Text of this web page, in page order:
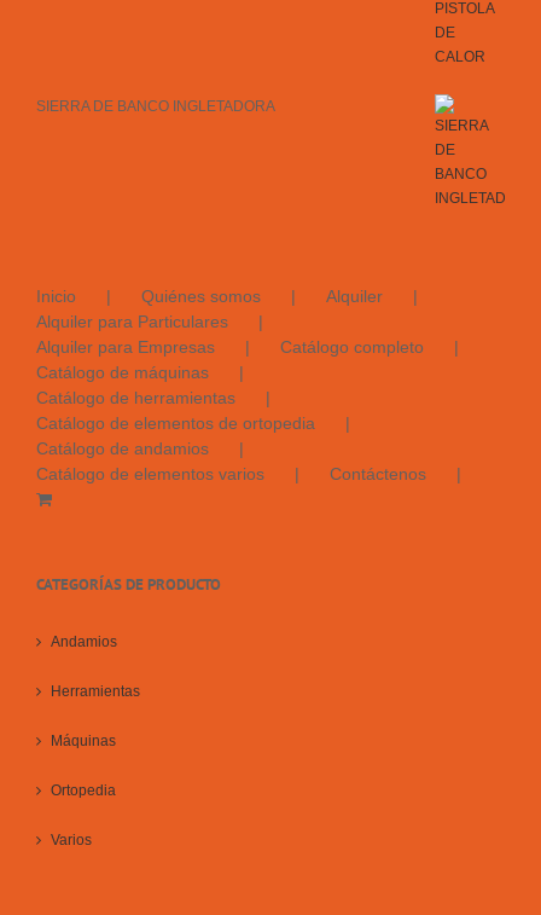
SIERRA DE BANCO INGLETADORA
Inicio Quiénes somos
Alquiler
Alquiler para Particulares
Alquiler para Empresas
Catálogo completo
Catálogo de máquinas
Catálogo de herramientas
Catálogo de elementos de ortopedia
Catálogo de andamios
Catálogo de elementos varios
Contáctenos
CATEGORÍAS DE PRODUCTO
Andamios
Herramientas
Máquinas
Ortopedia
Varios